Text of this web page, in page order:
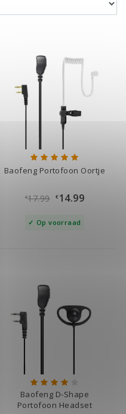
Baofeng Portofoon Oortje
€17.99 €14.99
Op voorraad
Baofeng D-Shape
Portofoon Headset